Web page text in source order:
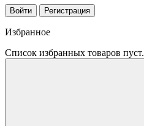
Войти Регистрация
Избранное
Список избранных товаров пуст.